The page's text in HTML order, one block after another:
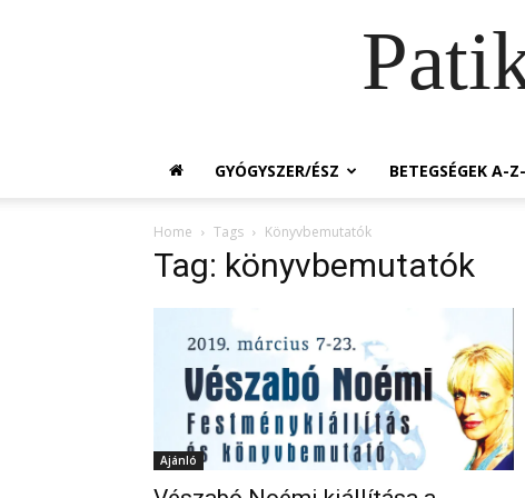
GYÓGYSZER/ÉSZ BETEGSÉGEK A-
Home Tags Könyvbemutatók
Tag: könyvbemutatók
Ajánló